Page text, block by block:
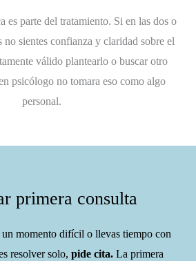
es parte del tratamiento. Si en las dos o
no sientes confianza y claridad sobre el
válido plantearlo o buscar otro
psicólogo no tomara eso como algo
personal.
primera consulta
un momento difícil o llevas tiempo con
resolver solo, pide cita. La primera